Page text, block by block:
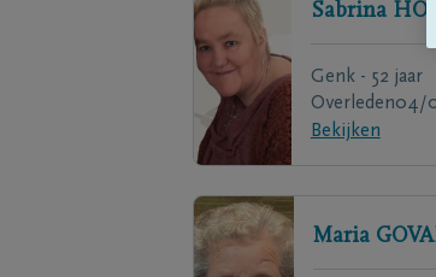
Sabrina
Genk - 52 jaar
Overleden04/
Bekijken
Maria